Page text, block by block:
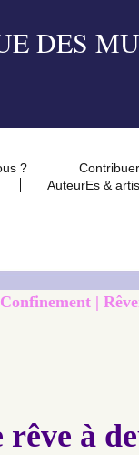
? Contribuer
AuteurEs &
|
rêve à